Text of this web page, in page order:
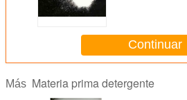
Continuar
Más Materia prima detergente